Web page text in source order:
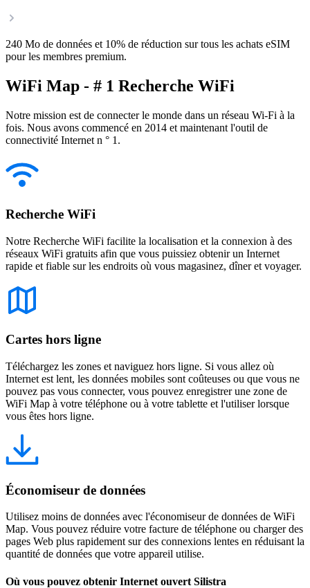
240 Mo de données et 10% de réduction sur tous les achats eSIM
pour les membres premium.
WiFi Map - # 1 Recherche WiFi
Notre mission est de connecter le monde dans un réseau Wi-Fi à la
fois. Nous avons commencé en 2014 et maintenant l'outil de
connectivité Internet n ° 1.
Recherche WiFi
Notre Recherche WiFi facilite la localisation et la connexion à des
réseaux WiFi gratuits afin que vous puissiez obtenir un Internet
rapide et fiable sur les endroits où vous magasinez, dîner et voyager.
Cartes hors ligne
Téléchargez les zones et naviguez hors ligne. Si vous allez où
Internet est lent, les données mobiles sont coûteuses ou que vous ne
pouvez pas vous connecter, vous pouvez enregistrer une zone de
WiFi Map à votre téléphone ou à votre tablette et l'utiliser lorsque
vous êtes hors ligne.
Économiseur de données
Utilisez moins de données avec l'économiseur de données de WiFi
Map. Vous pouvez réduire votre facture de téléphone ou charger des
pages Web plus rapidement sur des connexions lentes en réduisant la
quantité de données que votre appareil utilise.
Où vous pouvez obtenir Internet ouvert Silistra